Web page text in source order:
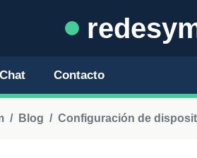
Chat Contacto
Blog Configuración de